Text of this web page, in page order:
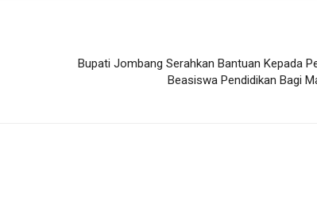
Bupati Jombang Serahkan Bantuan Kepada
Beasiswa Pendidikan Bagi